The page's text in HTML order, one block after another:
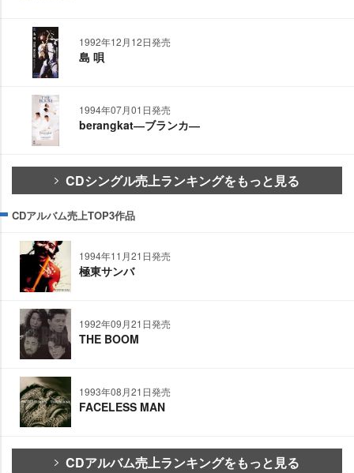
1992年12月12日発売
島 唄
1994年07月01日発売
berangkat―ブランカ―
CDシングル売上ランキングをもっと見る
CDアルバム売上TOP3作品
1994年11月21日発売
極東サンバ
1992年09月21日発売
THE BOOM
1993年08月21日発売
FACELESS MAN
CDアルバム売上ランキングをもっと見る